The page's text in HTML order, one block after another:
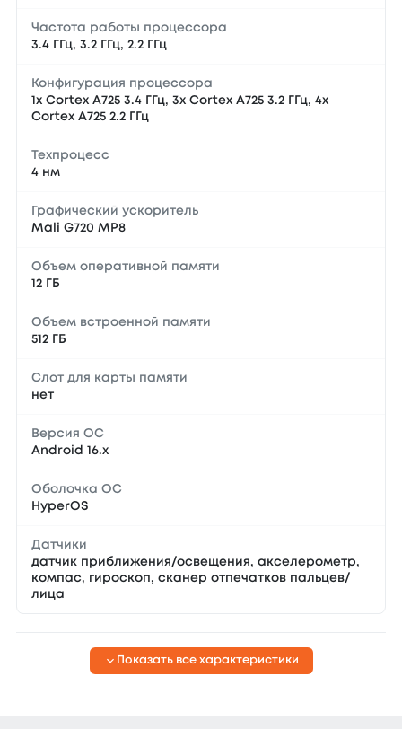
Частота работы процессора
3.4 ГГц, 3.2 ГГц, 2.2 ГГц
Конфигурация процессора
1x Cortex A725 3.4 ГГц, 3x Cortex A725 3.2 ГГц, 4x
Cortex A725 2.2 ГГц
Техпроцесс
4 нм
Графический ускоритель
Mali G720 MP8
Объем оперативной памяти
12 ГБ
Объем встроенной памяти
512 ГБ
Слот для карты памяти
нет
Версия ОС
Android 16.x
Оболочка ОС
HyperOS
Датчики
датчик приближения/освещения, акселерометр,
компас, гироскоп, сканер отпечатков пальцев/
лица
Показать все характеристики